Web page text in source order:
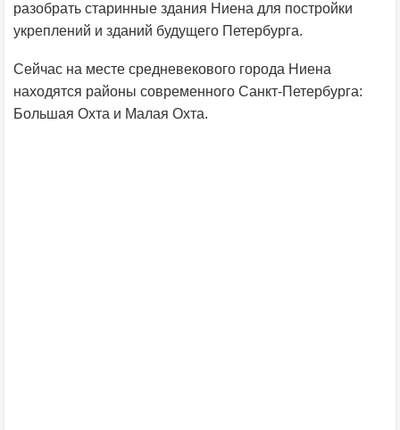
разобрать старинные здания Ниена для постройки
укреплений и зданий будущего Петербурга.
Сейчас на месте средневекового города Ниена
находятся районы современного Санкт-Петербурга:
Большая Охта и Малая Охта.